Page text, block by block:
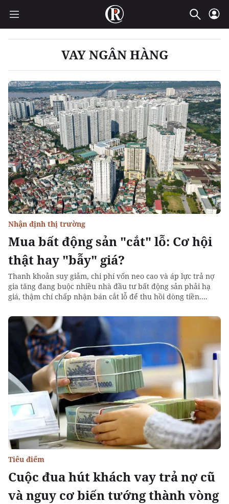
VAY NGÂN HÀNG
Mua bất động sản "cắt" lỗ: Cơ hội
thật hay "bẫy" giá?
Nhận định thị trường
Thanh khoản suy giảm, chi phí vốn neo cao và áp lực trả nợ
gia tăng đang buộc nhiều nhà đầu tư bất động sản phải hạ
giá, thậm chí chấp nhận bán cắt lỗ để thu hồi dòng tiền....
Cuộc đua hút khách vay trả nợ cũ
và nguy cơ biến tướng thành vòng
Tiêu điểm